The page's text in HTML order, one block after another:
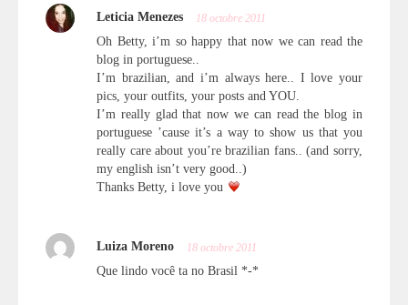
Leticia Menezes 18 octobre 2011
Oh Betty, i’m so happy that now we can read the
blog in portuguese..
I’m brazilian, and i’m always here.. I love your
pics, your outfits, your posts and YOU.
I’m really glad that now we can read the blog in
portuguese ’cause it’s a way to show us that you
really care about you’re brazilian fans.. (and sorry,
my english isn’t very good..)
Thanks Betty, i love you
Luiza Moreno 18 octobre 2011
Que lindo você ta no Brasil *-*